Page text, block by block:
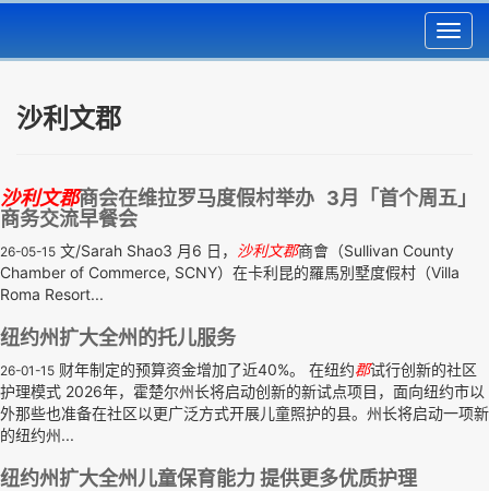
沙利文郡
沙利文郡商会在维拉罗马度假村举办 3月「首个周五」
商务交流早餐会
26-05-15 文/Sarah Shao3 月6 日， 沙利文郡商會（Sullivan County
Chamber of Commerce, SCNY）在卡利昆的羅馬別墅度假村（Villa
Roma Resort...
纽约州扩大全州的托儿服务
26-01-15 财年制定的预算资金增加了近40%。 在纽约郡试行创新的社区
护理模式 2026年，霍楚尔州长将启动创新的新试点项目，面向纽约市以
外那些也准备在社区以更广泛方式开展儿童照护的县。州长将启动一项新
的纽约州...
纽约州扩大全州儿童保育能力 提供更多优质护理